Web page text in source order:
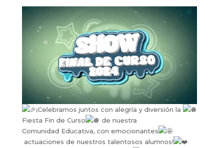
¡Celebramos juntos con alegría y diversión la
Fiesta Fin de Curso
de nuestra
Comunidad Educativa, con emocionantes
actuaciones de nuestros talentosos alumnos!